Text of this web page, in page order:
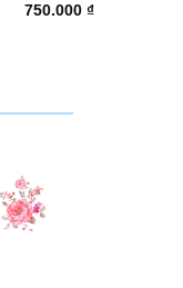
750.000 ₫